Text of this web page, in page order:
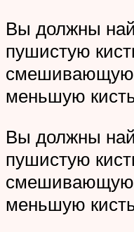
Вы должны
пушистую
смешивающую
меньшую
Вы должны
пушистую
смешивающую
меньшую